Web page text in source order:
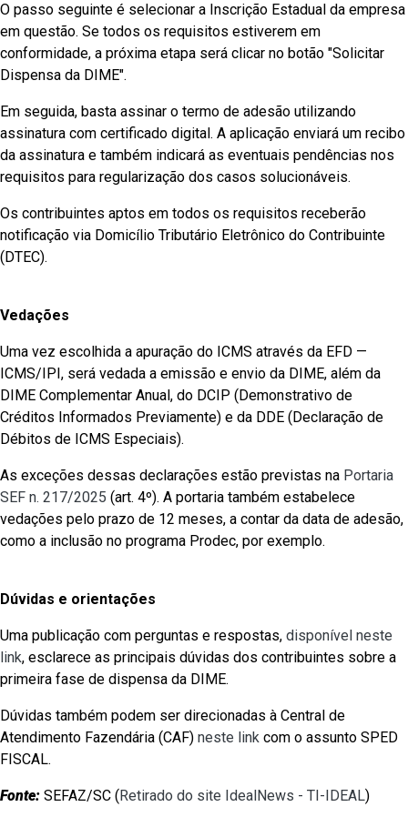
O passo seguinte é selecionar a Inscrição Estadual da empresa
em questão. Se todos os requisitos estiverem em
conformidade, a próxima etapa será clicar no botão "Solicitar
Dispensa da DIME".
Em seguida, basta assinar o termo de adesão utilizando
assinatura com certificado digital. A aplicação enviará um recibo
da assinatura e também indicará as eventuais pendências nos
requisitos para regularização dos casos solucionáveis.
Os contribuintes aptos em todos os requisitos receberão
notificação via Domicílio Tributário Eletrônico do Contribuinte
(DTEC).
Vedações
Uma vez escolhida a apuração do ICMS através da EFD —
ICMS/IPI, será vedada a emissão e envio da DIME, além da
DIME Complementar Anual, do DCIP (Demonstrativo de
Créditos Informados Previamente) e da DDE (Declaração de
Débitos de ICMS Especiais).
As exceções dessas declarações estão previstas na Portaria
SEF n. 217/2025 (art. 4º). A portaria também estabelece
vedações pelo prazo de 12 meses, a contar da data de adesão,
como a inclusão no programa Prodec, por exemplo.
Dúvidas e orientações
Uma publicação com perguntas e respostas, disponível neste
link, esclarece as principais dúvidas dos contribuintes sobre a
primeira fase de dispensa da DIME.
Dúvidas também podem ser direcionadas à Central de
Atendimento Fazendária (CAF) neste link com o assunto SPED
FISCAL.
Fonte: SEFAZ/SC (Retirado do site IdealNews - TI-IDEAL)